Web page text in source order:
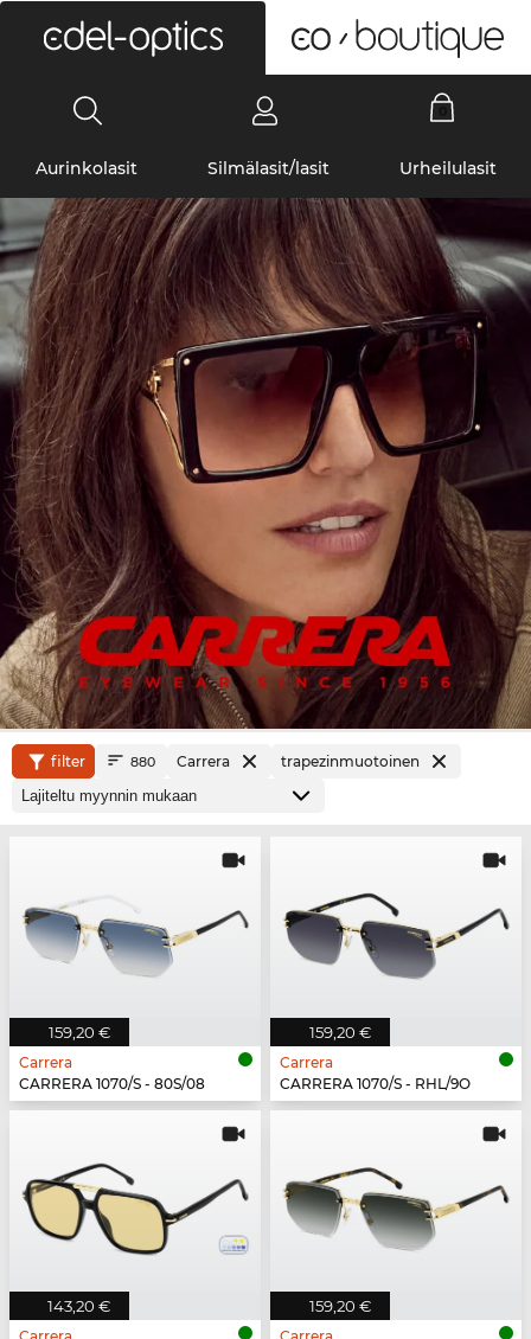
Aurinkolasit Silmälasit/lasit Urheilulasit
filter 880 Carrera trapezinmuotoinen
159,20 €
Carrera
CARRERA 1070/S - 80S/08
159,20 €
Carrera
CARRERA 1070/S - RHL/9O
143,20 € 159,20 €